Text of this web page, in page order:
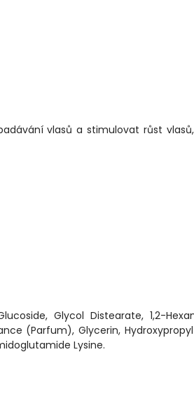
vlasů a stimulovat růst
Glycol Distearate, 1,2-
(Parfum), Glycerin,
Lysine.